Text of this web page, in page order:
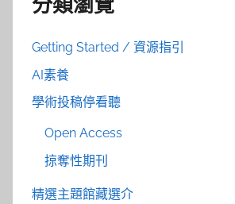
Getting Started / 資源指引
AI素養
學術投稿停看聽
Open Access
掠奪性期刊
精選主題館藏選介